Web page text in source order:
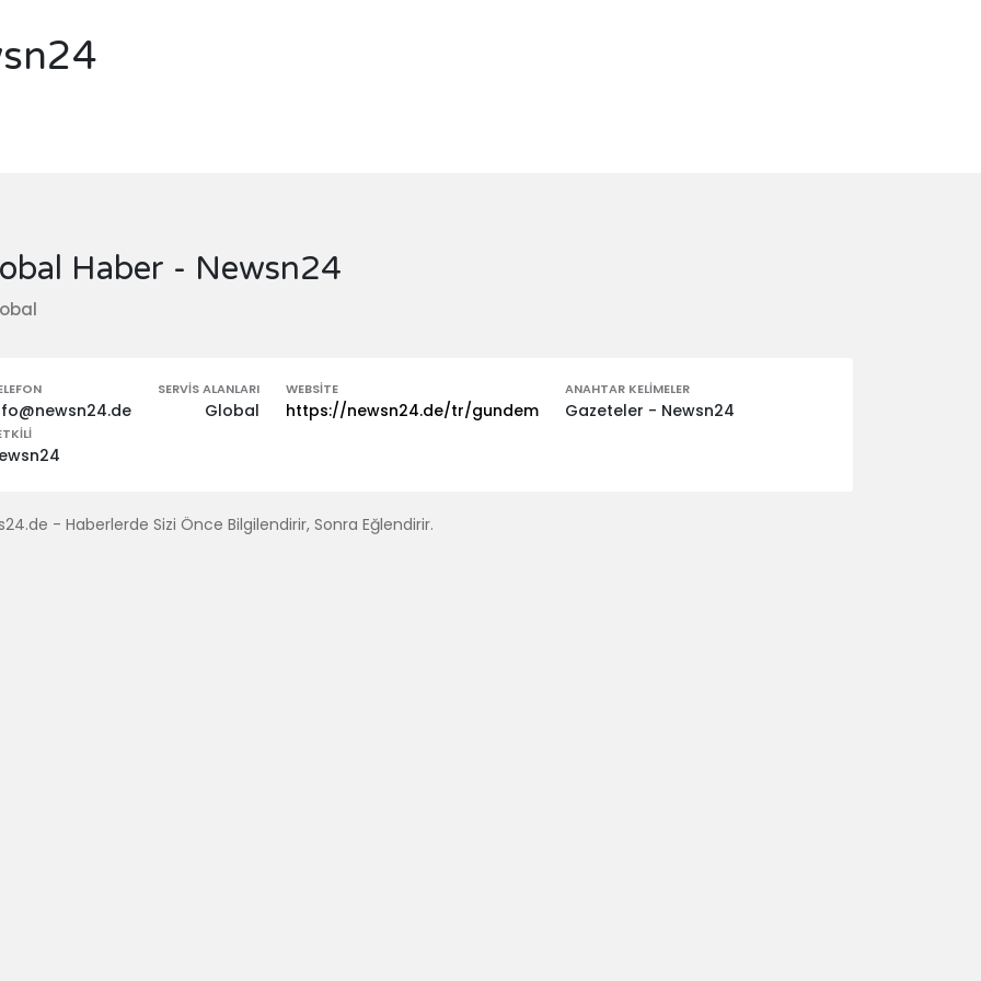
Haber - Newsn24
SERVIS ALANLARI
Global
WEBSITE
https://newsn24.de/tr/gundem
ANAHTAR KELIMELER
Gazeteler - Newsn24
- Haberlerde Sizi Önce Bilgilendirir, Sonra Eğlendirir.